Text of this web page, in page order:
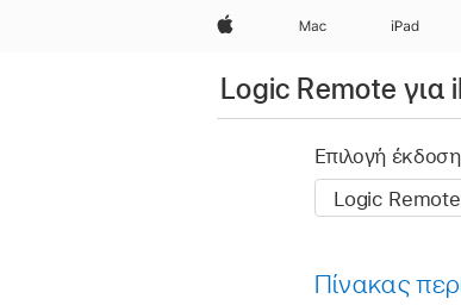
Apple Mac iPad
Logic Remote για
Επιλογή
Πίνακας